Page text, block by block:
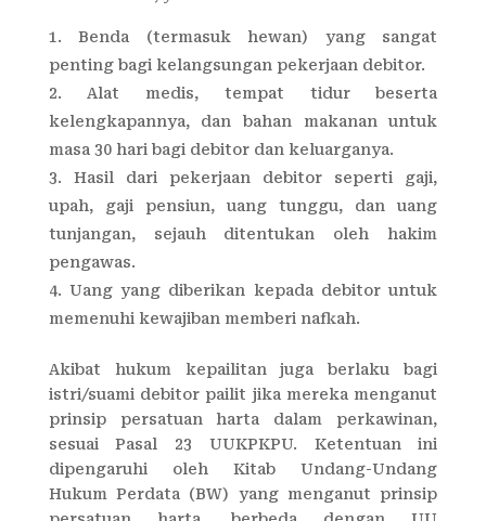
Benda (termasuk hewan) yang sangat
penting bagi kelangsungan pekerjaan debitor.
Alat medis, tempat tidur beserta
kelengkapannya, dan bahan makanan untuk
masa 30 hari bagi debitor dan keluarganya.
Hasil dari pekerjaan debitor seperti gaji,
upah, gaji pensiun, uang tunggu, dan uang
tunjangan, sejauh ditentukan oleh hakim
pengawas.
Uang yang diberikan kepada debitor untuk
memenuhi kewajiban memberi nafkah.
Akibat hukum kepailitan juga berlaku bagi
istri/suami debitor pailit jika mereka menganut
prinsip persatuan harta dalam perkawinan,
sesuai Pasal 23 UUKPKPU. Ketentuan ini
dipengaruhi oleh Kitab Undang-Undang
Hukum Perdata (BW) yang menganut prinsip